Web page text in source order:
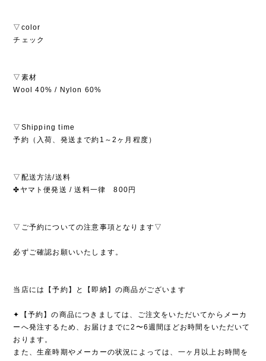
▽color
チェック
▽素材
Wool 40% / Nylon 60%
▽Shipping time
予約（入荷、発送まで約1～2ヶ月程度）
▽配送方法/送料
✤ヤマト便発送 / 送料一律 800円
▽ご予約についての注意事項となります▽
必ずご確認お願いいたします。
当店には【予約】と【即納】の商品がございます
✦【予約】の商品につきましては、ご注文をいただいてからメーカ
ーへ発注するため、お届けまでに2〜6週間ほどお時間をいただいて
おります。
また、生産時期やメーカーの状況によっては、一ヶ月以上お時間を